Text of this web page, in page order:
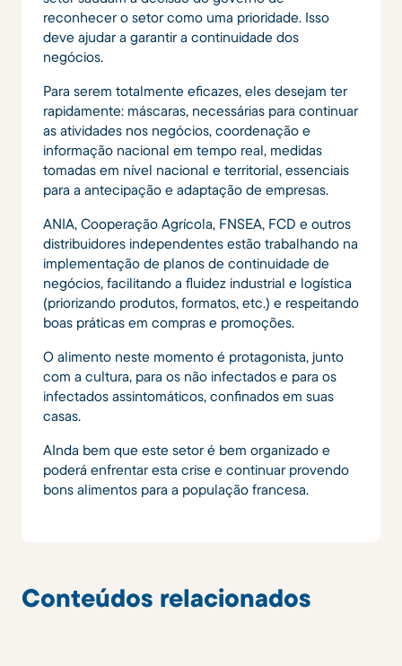
reconhecer o setor como uma prioridade. Isso
deve ajudar a garantir a continuidade dos
negócios.
Para serem totalmente eficazes, eles desejam ter
rapidamente: máscaras, necessárias para continuar
as atividades nos negócios, coordenação e
informação nacional em tempo real, medidas
tomadas em nível nacional e territorial, essenciais
para a antecipação e adaptação de empresas.
ANIA, Cooperação Agrícola, FNSEA, FCD e outros
distribuidores independentes estão trabalhando na
implementação de planos de continuidade de
negócios, facilitando a fluidez industrial e logística
(priorizando produtos, formatos, etc.) e respeitando
boas práticas em compras e promoções.
O alimento neste momento é protagonista, junto
com a cultura, para os não infectados e para os
infectados assintomáticos, confinados em suas
casas.
AInda bem que este setor é bem organizado e
poderá enfrentar esta crise e continuar provendo
bons alimentos para a população francesa.
Conteúdos relacionados